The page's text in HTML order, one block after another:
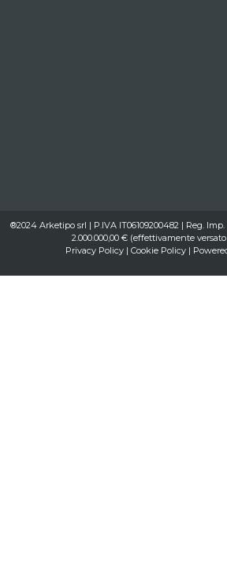
®2024 Arketipo srl | P.IVA IT06109200482 | Reg. Imp.
2.000.000,00 € (effettivamente versato
Privacy Policy| Cookie Policy|